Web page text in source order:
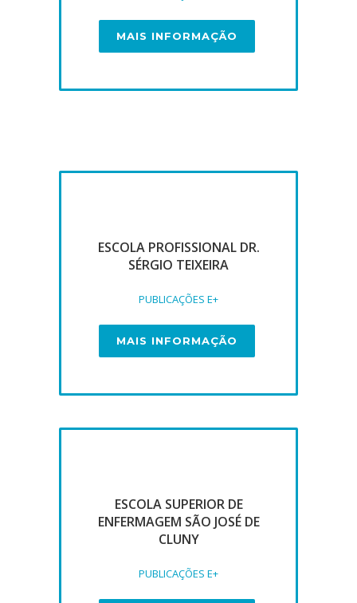
MAIS INFORMAÇÃO
ESCOLA PROFISSIONAL DR.
SÉRGIO TEIXEIRA
PUBLICAÇÕES E+
MAIS INFORMAÇÃO
ESCOLA SUPERIOR DE
ENFERMAGEM SÃO JOSÉ DE
CLUNY
PUBLICAÇÕES E+